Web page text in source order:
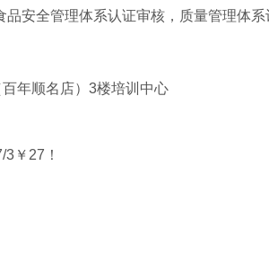
安全管理体系认证审核，质量管理体
年顺名店）3楼培训中心
￥27！